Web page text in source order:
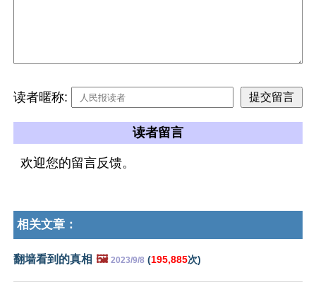
读者暱称:
读者留言
欢迎您的留言反馈。
相关文章：
翻墙看到的真相 🖼️ 2023/9/8 (195,885次)